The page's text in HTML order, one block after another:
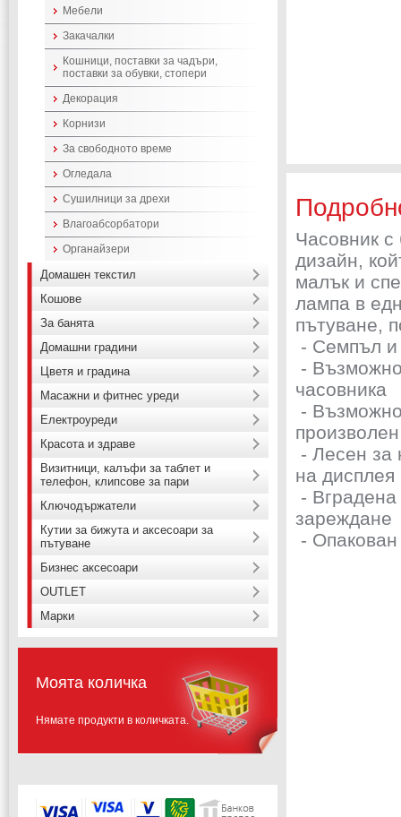
Часовник с
дизайн,
малък и
лампа в
пътуване,
- Семпъл и
-
часовника
-
- Лесен за
на дисплея
-
зареждане
-
Мебели
Закачалки
Кошници, поставки за чадъри,
поставки за обувки, стопери
Декорация
Корнизи
За свободното време
Огледала
Сушилници за дрехи
Влагоабсорбатори
Органайзери
Домашен текстил
Кошове
За банята
Домашни градини
Цветя и градина
Масажни и фитнес уреди
Електроуреди
Красота и здраве
Визитници, калъфи за таблет и
телефон, клипсове за пари
Ключодържатели
Кутии за бижута и аксесоари за
пътуване
Бизнес аксесоари
OUTLET
Марки
Моята количка
Нямате продукти в количката.